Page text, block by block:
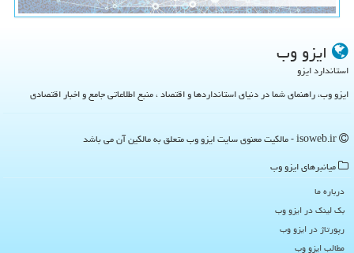
ایزو وب
استاندارد ایزو
ایزو وب، راهنمای شما در دنیای استانداردها و اقتصاد ، منبع اطلاعاتی جامع و اخبار اقتصادی
میانبرهای ایزو وب
درباره ما
بک لینک در ایزو وب
رپورتاژ در ایزو وب
مطالب ایزو وب